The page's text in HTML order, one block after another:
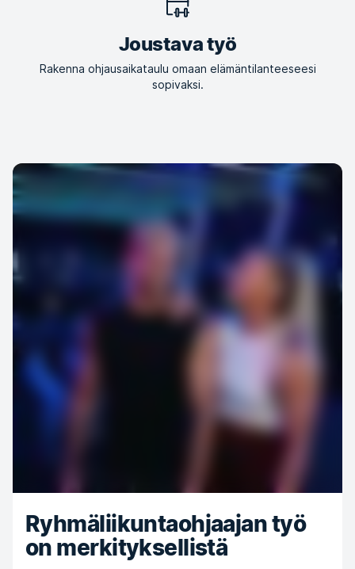
Joustava työ
Rakenna ohjausaikataulu omaan elämäntilanteeseesi
sopivaksi.
Ryhmäliikuntaohjaajan työ
on merkityksellistä